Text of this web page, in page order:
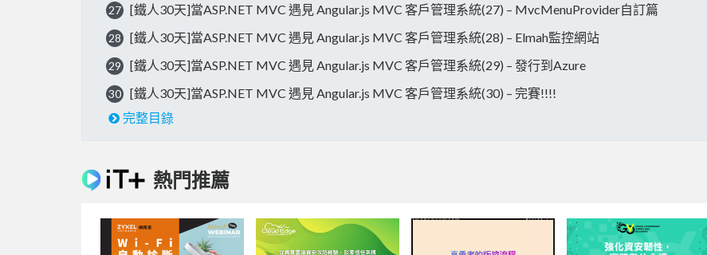
27 [鐵人30天]當ASP.NET MVC 遇見 Angular.js MVC 客戶管理系統(27) – MvcMenuProvider自訂篇
28 [鐵人30天]當ASP.NET MVC 遇見 Angular.js MVC 客戶管理系統(28) – Elmah監控網站
29 [鐵人30天]當ASP.NET MVC 遇見 Angular.js MVC 客戶管理系統(29) – 發行到Azure
30
[鐵人30天]當ASP.NET MVC 遇見 Angular.js MVC 客戶管理系統(30) – 完賽!!!!
完整目錄
熱門推薦